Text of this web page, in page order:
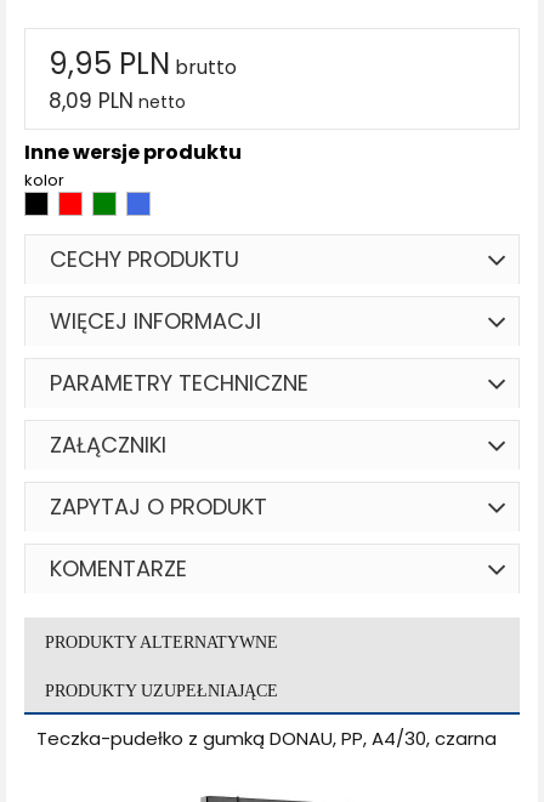
9,95 PLN brutto
8,09 PLN netto
Inne wersje produktu
kolor
CECHY PRODUKTU
WIĘCEJ INFORMACJI
PARAMETRY TECHNICZNE
ZAŁĄCZNIKI
ZAPYTAJ O PRODUKT
KOMENTARZE
PRODUKTY ALTERNATYWNE
PRODUKTY UZUPEŁNIAJĄCE
Teczka-pudełko z gumką DONAU, PP, A4/30, czarna